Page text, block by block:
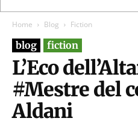
Home Blog Fiction
blog fiction
L’Eco
#Mestre del
Aldani